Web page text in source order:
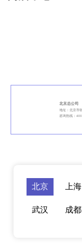
北京总公司
地址：北京市
咨询热线：
北京 上海
武汉 成都